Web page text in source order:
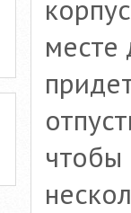
месте
чтобы